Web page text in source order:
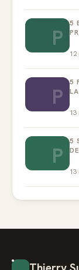
P
5
12
P
5
13
P
5
13